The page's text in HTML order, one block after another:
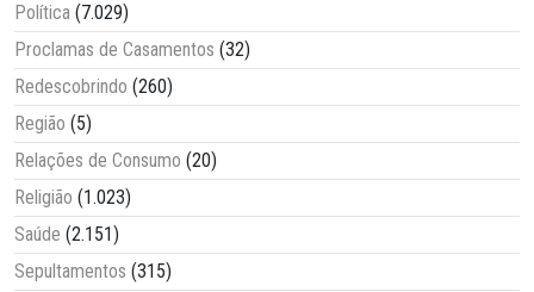
Política (7.029)
Proclamas de Casamentos (32)
Redescobrindo (260)
Região (5)
Relações de Consumo (20)
Religião (1.023)
Saúde (2.151)
Sepultamentos (315)